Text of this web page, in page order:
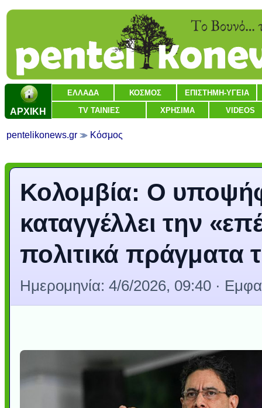
ΑΡΧΙΚΗ
ΕΛΛΑΔΑ ΚΟΣΜΟΣ ΕΠΙΣΤΗΜΗ-ΥΓΕΙΑ
TV ΤΑΙΝΙΕΣ ΧΡΗΣΙΜΑ VIDEOS
pentelikonews.gr Κόσμος
Κολομβία: Ο
καταγγέλλει την
πολιτικά πράγματα
Ημερομηνία: 4/6/2026, 09:40 ·